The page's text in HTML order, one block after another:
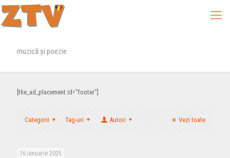
muzică și poezie
[the_ad_placement id="footer"]
Categorii Tag-uri Autori Vezi toate
16 ianuarie 2025